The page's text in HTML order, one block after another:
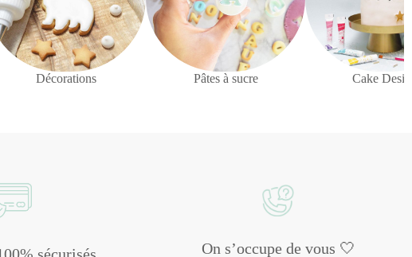
Décorations Pâtes à sucre Cake
On s’occupe de vous 🤍